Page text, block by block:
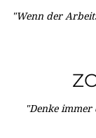
"Wenn der
"Denke